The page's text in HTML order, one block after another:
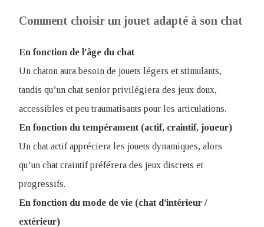
Comment choisir un jouet adapté à son chat
En fonction de l’âge du chat
Un chaton aura besoin de jouets légers et stimulants,
tandis qu’un chat senior privilégiera des jeux doux,
accessibles et peu traumatisants pour les articulations.
En fonction du tempérament (actif, craintif, joueur)
Un chat actif appréciera les jouets dynamiques, alors
qu’un chat craintif préférera des jeux discrets et
progressifs.
En fonction du mode de vie (chat d’intérieur /
extérieur)